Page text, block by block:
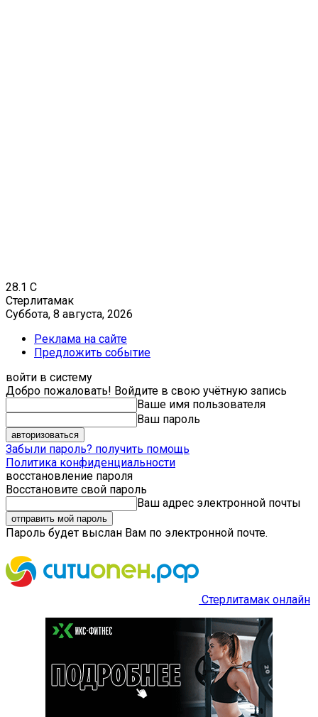
28.1 C
Стерлитамак
Суббота, 8 августа, 2026
Реклама на сайте
Предложить событие
войти в систему
Добро пожаловать! Войдите в свою учётную запись
Ваше имя пользователя
Ваш пароль
Забыли пароль? получить помощь
Политика конфиденциальности
восстановление пароля
Восстановите свой пароль
Ваш адрес электронной почты
Пароль будет выслан Вам по электронной почте.
Стерлитамак онлайн